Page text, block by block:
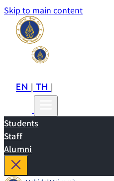
Skip to main content
EN|TH|
Students
Staff
Alumni